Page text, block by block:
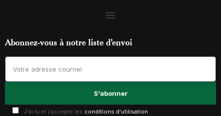
Abonnez-vous à notre liste d’envoi
J'ai lu et j'accepte les conditions d'utilisation